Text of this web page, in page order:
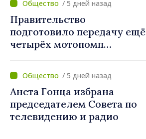
/ 5 дней назад
Правительство
подготовило передачу ещё
четырёх мотопомп
предприятию «Apă Canal»
/ 5 дней назад
Анета Гонца избрана
председателем Совета по
телевидению и радио